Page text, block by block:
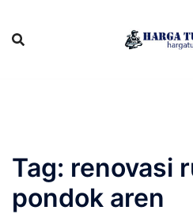
content
Tag: renovasi
pondok aren